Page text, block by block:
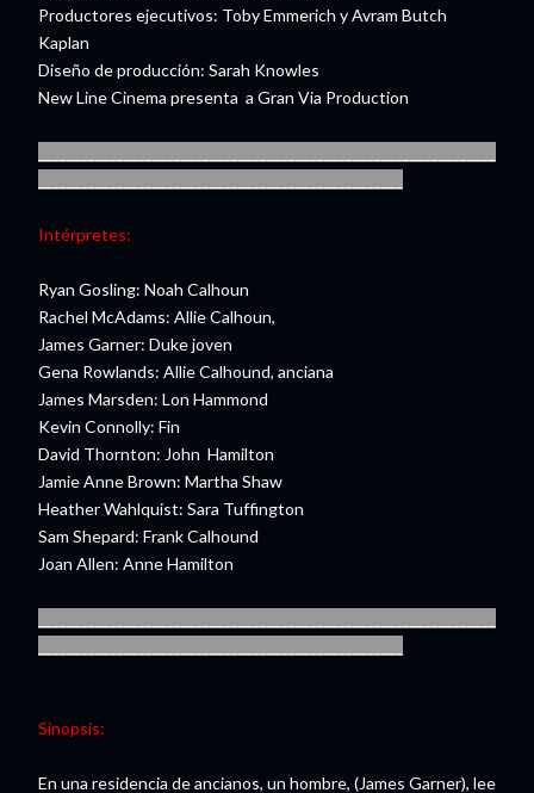
Productores ejecutivos: Toby Emmerich y Avram Butch
Kaplan
Diseño de producción: Sarah Knowles
New Line Cinema presenta a Gran Via Production
Intérpretes:
Ryan Gosling: Noah Calhoun
Rachel McAdams: Allie Calhoun,
James Garner: Duke joven
Gena Rowlands: Allie Calhound, anciana
James Marsden: Lon Hammond
Kevin Connolly: Fin
David Thornton: John Hamilton
Jamie Anne Brown: Martha Shaw
Heather Wahlquist: Sara Tuffington
Sam Shepard: Frank Calhound
Joan Allen: Anne Hamilton
Sinopsis:
En una residencia de ancianos, un hombre, (James Garner), lee